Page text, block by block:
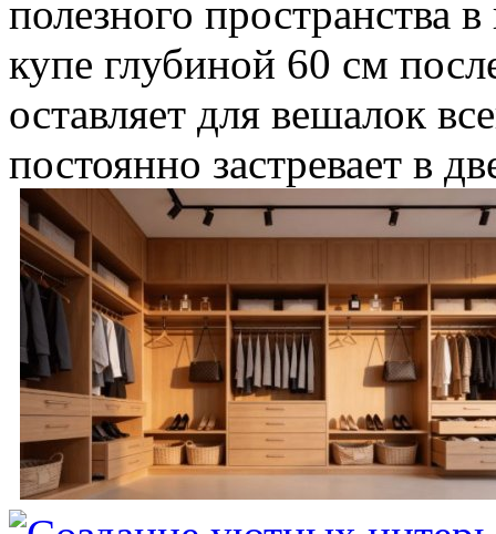
полезного пространства
купе глубиной 60 см
оставляет для вешалок
постоянно застревает в